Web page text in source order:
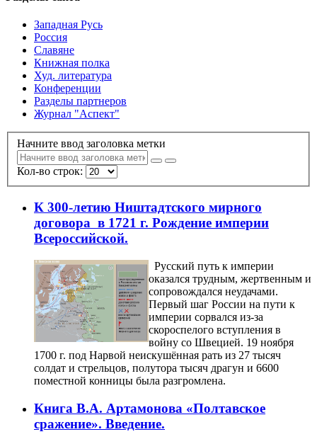
Западная Русь
Россия
Славяне
Книжная полка
Худ. литература
Конференции
Разделы партнеров
Журнал "Аспект"
Начните ввод заголовка метки
Кол-во строк:
К 300-летию Ништадтского мирного
договора в 1721 г. Рождение империи
Всероссийской.
Русский путь к империи
оказался трудным, жертвенным и
сопровождался неудачами.
Первый шаг России на пути к
империи сорвался из-за
скороспелого вступления в
войну со Швецией. 19 ноября
1700 г. под Нарвой неискушённая рать из 27 тысяч
солдат и стрельцов, полутора тысяч драгун и 6600
поместной конницы была разгромлена.
Книга В.А. Артамонова «Полтавское
сражение». Введение.